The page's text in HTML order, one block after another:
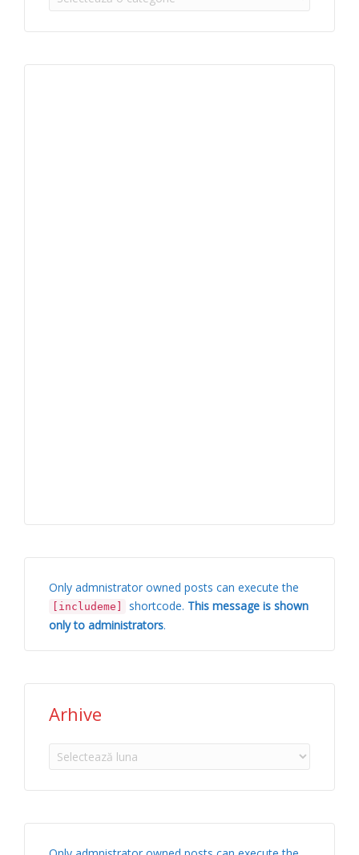
Only admnistrator owned posts can execute the
[includeme] shortcode. This message is shown
only to administrators.
Arhive
Arhive